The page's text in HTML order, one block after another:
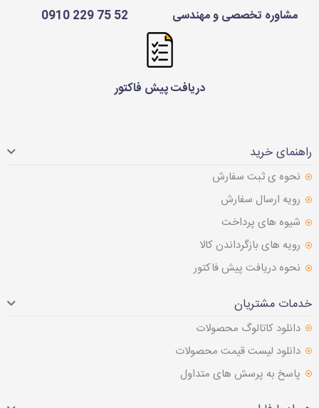
مشاوره تخصصی و مهندسی 52 75 229 0910
دریافت پیش فاکتور
راهنمای خرید
نحوه ی ثبت سفارش
رویه ارسال سفارش
شیوه های پرداخت
رویه های بازگرداندن کالا
نحوه دریافت پیش فاکتور
خدمات مشتریان
دانلود کاتالوگ محصولات
دانلود لیست قیمت محصولات
پاسخ به پرسش های متداول